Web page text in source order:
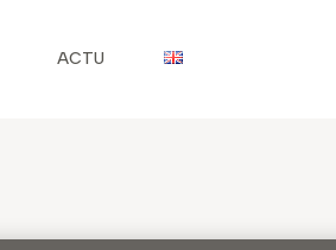
ACTU